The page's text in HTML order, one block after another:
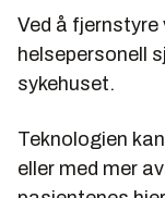
Ved å fjernstyre
helsepersonell
sykehuset.
Teknologien
eller med mer